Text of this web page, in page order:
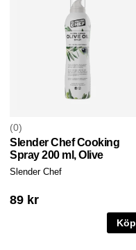
0
Slender Chef Cooking
Spray 200 ml, Olive
Slender Chef
89 kr
Köp